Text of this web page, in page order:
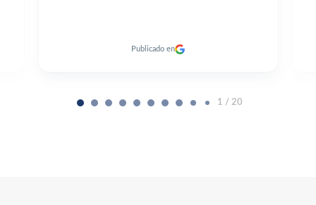
Publicado en
1 / 20